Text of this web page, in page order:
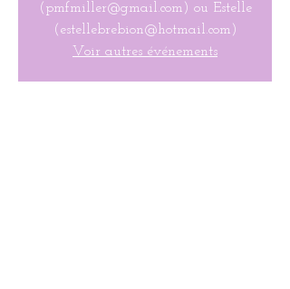
(pmfmiller@gmail.com) ou Estelle
(estellebrebion@hotmail.com)
Voir autres événements